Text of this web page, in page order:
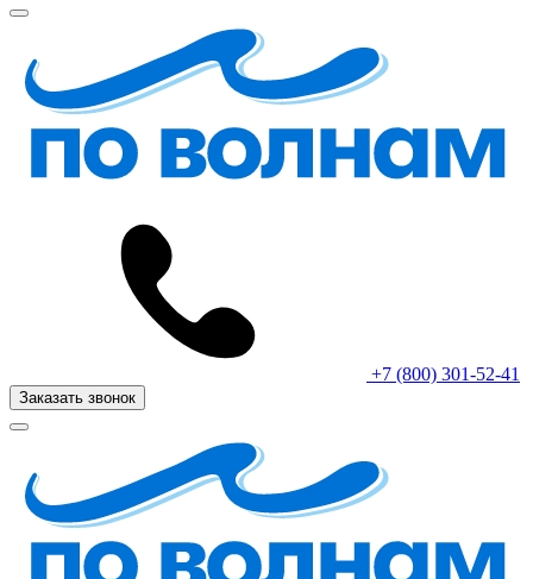
+7 (800) 301-52-41
Заказать звонок